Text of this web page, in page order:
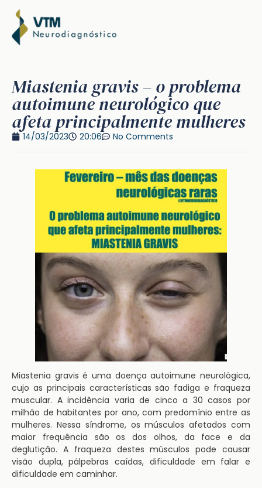
Miastenia gravis – o problema
autoimune neurológico que
afeta principalmente mulheres
14/03/2023 20:06 No Comments
Miastenia gravis é uma doença autoimune neurológica,
cujo as principais características são fadiga e fraqueza
muscular. A incidência varia de cinco a 30 casos por
milhão de habitantes por ano, com predomínio entre as
mulheres. Nessa síndrome, os músculos afetados com
maior frequência são os dos olhos, da face e da
deglutição. A fraqueza destes músculos pode causar
visão dupla, pálpebras caídas, dificuldade em falar e
dificuldade em caminhar.